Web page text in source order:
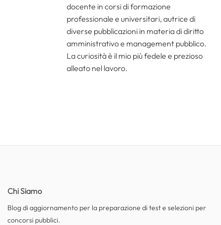
docente in corsi di formazione
professionale e universitari, autrice di
diverse pubblicazioni in materia di diritto
amministrativo e management pubblico.
La curiosità è il mio più fedele e prezioso
alleato nel lavoro.
Chi Siamo
Blog di aggiornamento per la preparazione di test e selezioni per
concorsi pubblici.